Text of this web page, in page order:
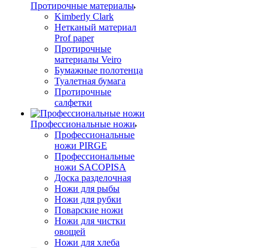
Протирочные материалы
Kimberly Clark
Нетканый материал
Prof paper
Протирочные
материалы Veiro
Бумажные полотенца
Туалетная бумага
Протирочные
салфетки
Профессиональные ножи
Профессиональные
ножи PIRGE
Профессиональные
ножи SACOPISA
Доска разделочная
Ножи для рыбы
Ножи для рубки
Поварские ножи
Ножи для чистки
овощей
Ножи для хлеба